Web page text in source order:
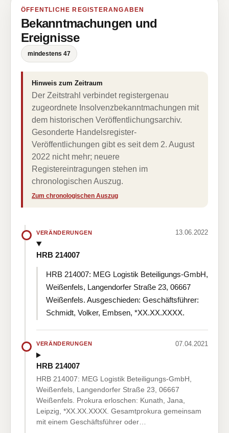
ÖFFENTLICHE REGISTERANGABEN
Bekanntmachungen und
Ereignisse
mindestens 47
Hinweis zum Zeitraum
Der Zeitstrahl verbindet registergenau
zugeordnete Insolvenzbekanntmachungen mit
dem historischen Veröffentlichungsarchiv.
Gesonderte Handelsregister-
Veröffentlichungen gibt es seit dem 2. August
2022 nicht mehr; neuere
Registereintragungen stehen im
chronologischen Auszug.
Zum chronologischen Auszug
VERÄNDERUNGEN 13.06.2022
HRB 214007
HRB 214007: MEG Logistik Beteiligungs-GmbH,
Weißenfels, Langendorfer Straße 23, 06667
Weißenfels. Ausgeschieden: Geschäftsführer:
Schmidt, Volker, Embsen, *XX.XX.XXXX.
VERÄNDERUNGEN 07.04.2021
HRB 214007
HRB 214007: MEG Logistik Beteiligungs-GmbH,
Weißenfels, Langendorfer Straße 23, 06667
Weißenfels. Prokura erloschen: Kunath, Jana,
Leipzig, *XX.XX.XXXX. Gesamtprokura gemeinsam
mit einem Geschäftsführer oder…